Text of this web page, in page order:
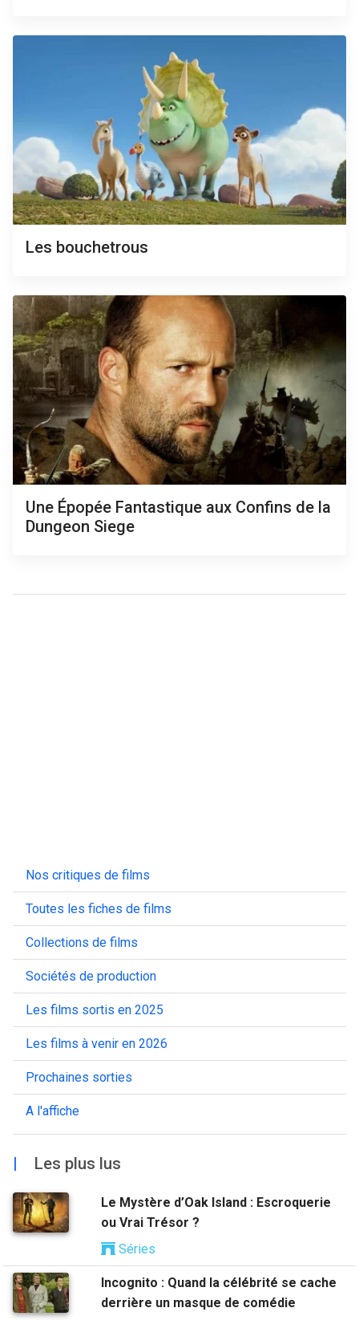
Les bouchetrous
Une Épopée Fantastique aux Confins de la
Dungeon Siege
Nos critiques de films
Toutes les fiches de films
Collections de films
Sociétés de production
Les films sortis en 2025
Les films à venir en 2026
Prochaines sorties
A l'affiche
| Les plus lus
Le Mystère d’Oak Island : Escroquerie
ou Vrai Trésor ?
Séries
Incognito : Quand la célébrité se cache
derrière un masque de comédie